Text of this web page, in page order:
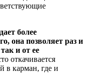
более
она позволяет раз и
и от ее
откачивается
в карман, где и